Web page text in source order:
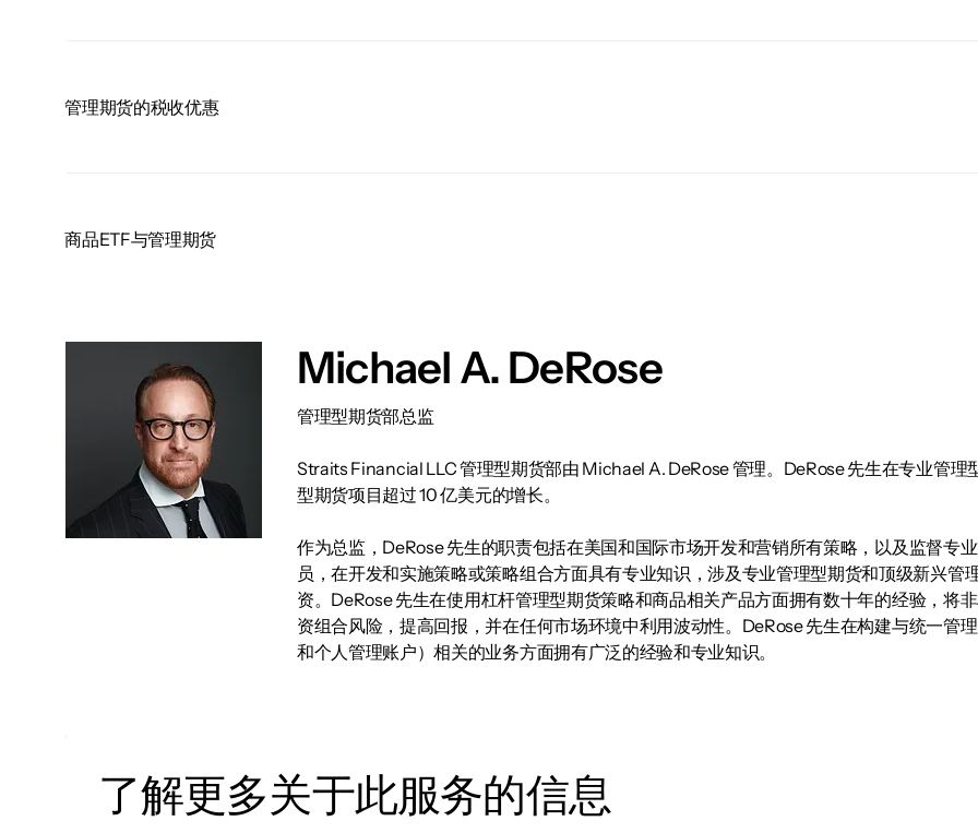
管理期货的税收优惠
商品ETF与管理期货
Michael A. DeRose
管理型期货部总监
Straits Financial LLC 管理型期货部由 Michael A. DeRose 管理。DeRose 先生在专业管
型期货项目超过 10 亿美元的增长。
作为总监，DeRose 先生的职责包括在美国和国际市场开发和营销所有策略，以及监督专
员，在开发和实施策略或策略组合方面具有专业知识，涉及专业管理型期货和顶级新兴
资。DeRose 先生在使用杠杆管理型期货策略和商品相关产品方面拥有数十年的经验，将
资组合风险，提高回报，并在任何市场环境中利用波动性。DeRose 先生在构建与统一管
和个人管理账户）相关的业务方面拥有广泛的经验和专业知识。
了解更多关于此服务的信息